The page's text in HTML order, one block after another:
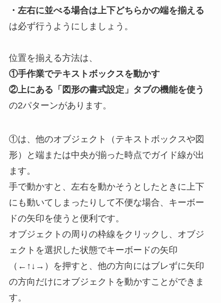
・左右に並べる場合は上下どちらかの端を揃える
は必ず行うようにしましょう。
位置を揃える方法は、
①手作業でテキストボックスを動かす
②上にある「図形の書式設定」タブの機能を使う
の2パターンがあります。
①は、他のオブジェクト（テキストボックスや図
形）と端または中央が揃った時点でガイド線が出
ます。
手で動かすと、左右を動かそうとしたときに上下
にも動いてしまったりして不便な場合、キーボー
ドの矢印を使うと便利です。
オブジェクトの周りの枠線をクリックし、オブジ
ェクトを選択した状態でキーボードの矢印
（←↑↓→）を押すと、他の方向にはブレずに矢印
の方向だけにオブジェクトを動かすことができま
す。